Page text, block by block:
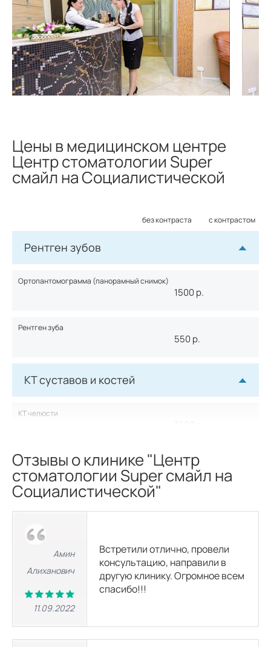
Цены в медицинском центре
Центр стоматологии Super
смайл на Социалистической
с контрастом
без контраста
Рентген зубов
1500 р.
Ортопантомограмма (панорамный снимок)
550 р.
Рентген зуба
КТ суставов и костей
КТ челюсти
Отзывы о клинике "Центр
стоматологии Super смайл на
Социалистической"
Амин
Алиханович
11.09.2022
Встретили отлично, провели
консультацию, направили в
другую клинику. Огромное всем
спасибо!!!